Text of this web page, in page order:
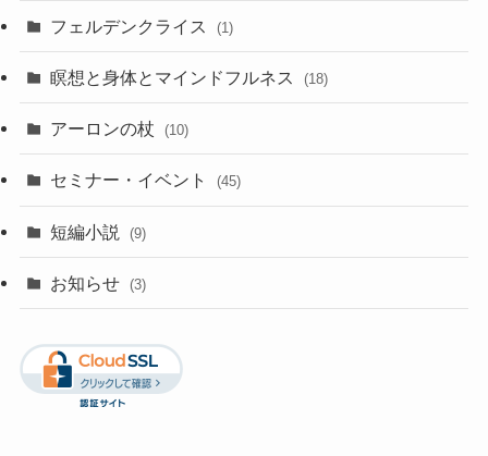
フェルデンクライス (1)
瞑想と身体とマインドフルネス (18)
アーロンの杖 (10)
セミナー・イベント (45)
短編小説 (9)
お知らせ (3)